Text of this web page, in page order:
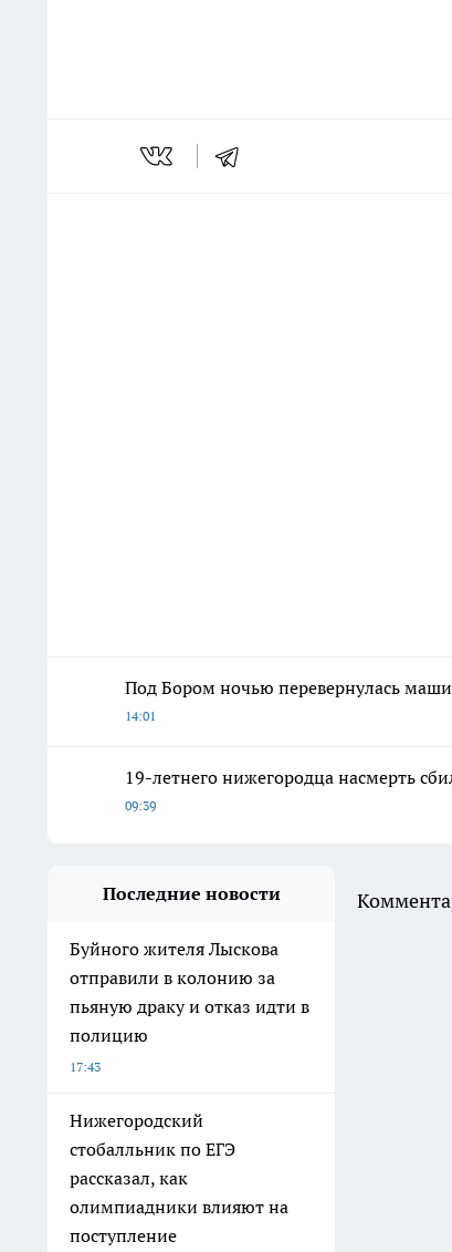
Под Бором ночью перевернулась
14:01
19-летнего нижегородца насмерть
09:39
Последние новости
Буйного жителя Лыскова
отправили в колонию за
пьяную драку и отказ идти в
полицию
17:43
Нижегородский
стобалльник по ЕГЭ
рассказал, как
олимпиадники влияют на
поступление